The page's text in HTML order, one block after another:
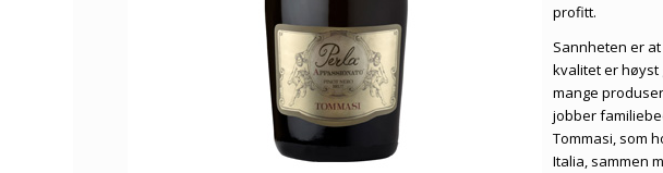
profitt.
Sannheten er
kvalitet er
mange
jobber
Tommasi, som
Italia, sammen